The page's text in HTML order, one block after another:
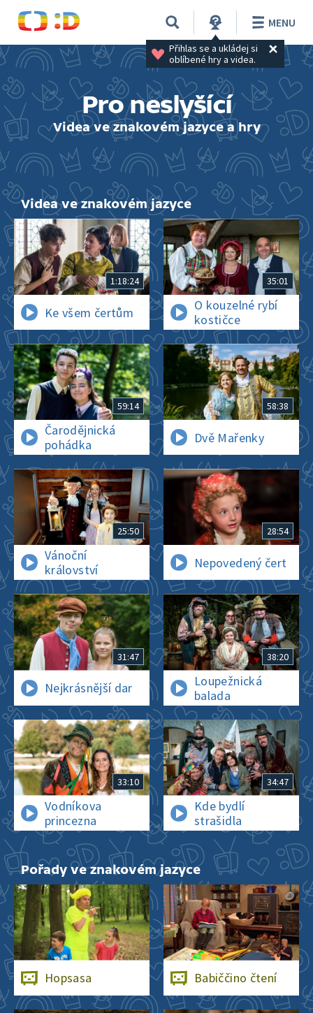
Přihlas se a ukládej si
oblíbené hry a videa.
MENU
Pro neslyšící
Videa ve znakovém jazyce a hry
Videa ve znakovém jazyce
1:18:24
Ke všem čertům
35:01
O kouzelné rybí
kostičce
59:14
Čarodějnická
pohádka
58:38
Dvě Mařenky
25:50
Vánoční
království
28:54
Nepovedený čert
31:47
Nejkrásnější dar
38:20
Loupežnická
balada
33:10
Vodníkova
princezna
34:47
Kde bydlí
strašidla
Pořady ve znakovém jazyce
Hopsasa Babiččino čtení